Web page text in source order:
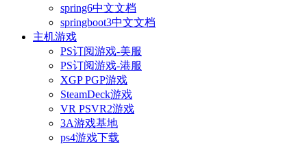
spring6中文文档
springboot3中文文档
主机游戏
PS订阅游戏-美服
PS订阅游戏-港服
XGP PGP游戏
SteamDeck游戏
VR PSVR2游戏
3A游戏基地
ps4游戏下载